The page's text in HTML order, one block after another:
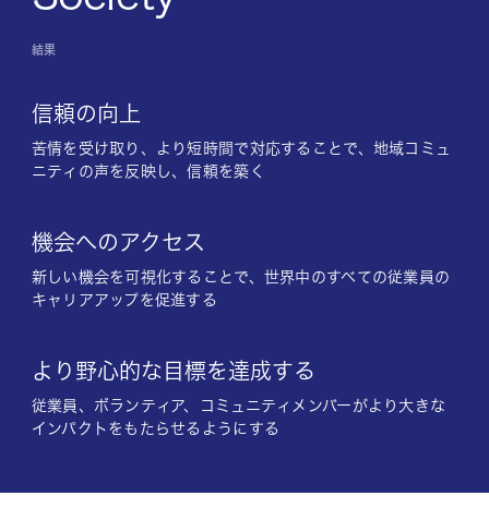
結果
信頼の向上
苦情を受け取り、より短時間で対応することで、地域コミュ
ニティの声を反映し、信頼を築く
機会へのアクセス
新しい機会を可視化することで、世界中のすべての従業員の
キャリアアップを促進する
より野心的な目標を達成する
従業員、ボランティア、コミュニティメンバーがより大きな
インパクトをもたらせるようにする